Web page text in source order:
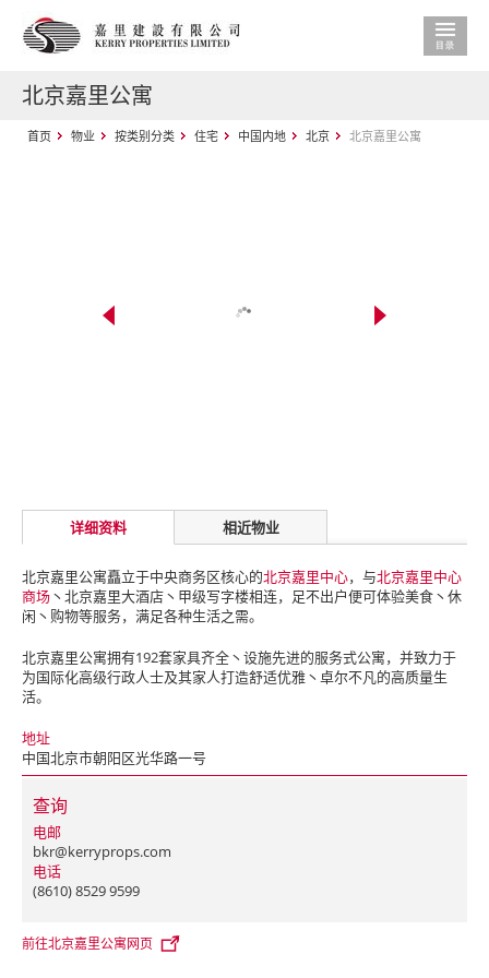
北京嘉里公寓
首页 物业 按类别分类 住宅 中国内地 北京 北京嘉里公寓
详细资料 相近物业
北京嘉里公寓矗立于中央商务区核心的北京嘉里中心，与北京嘉里中心
商场丶北京嘉里大酒店丶甲级写字楼相连，足不出户便可体验美食丶休
闲丶购物等服务，满足各种生活之需。
北京嘉里公寓拥有192套家具齐全丶设施先进的服务式公寓，并致力于
为国际化高级行政人士及其家人打造舒适优雅丶卓尔不凡的高质量生
活。
地址
中国北京市朝阳区光华路一号
查询
电邮
bkr@kerryprops.com
电话
(8610) 8529 9599
前往北京嘉里公寓网页